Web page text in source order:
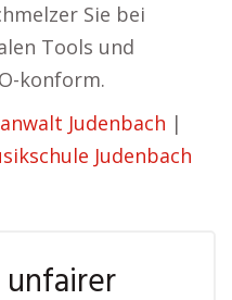
Sie bei
Tools und
konform.
Judenbach |
Judenbach